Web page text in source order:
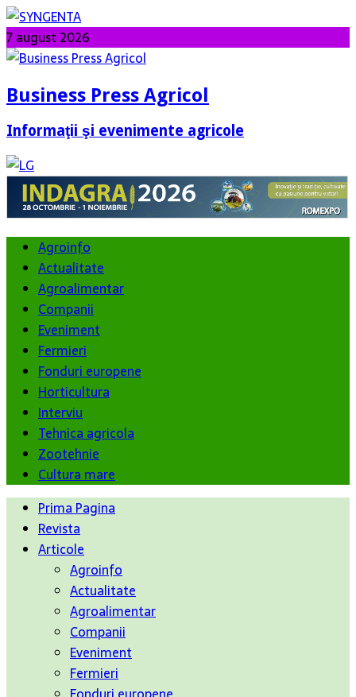
7 august 2026
Business Press Agricol
Informaţii şi evenimente agricole
Agroinfo
Actualitate
Agroalimentar
Companii
Eveniment
Fermieri
Fonduri europene
Horticultura
Interviu
Tehnica agricola
Zootehnie
Cultura mare
Prima Pagina
Revista
Articole
Agroinfo
Actualitate
Agroalimentar
Companii
Eveniment
Fermieri